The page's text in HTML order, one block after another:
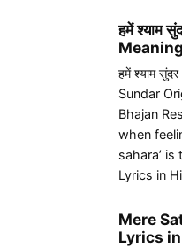
हमें श्याम
Meaning
हमें श्याम
Sundar
Bhajan
when
sahara’
Lyrics in
Mere
Lyrics